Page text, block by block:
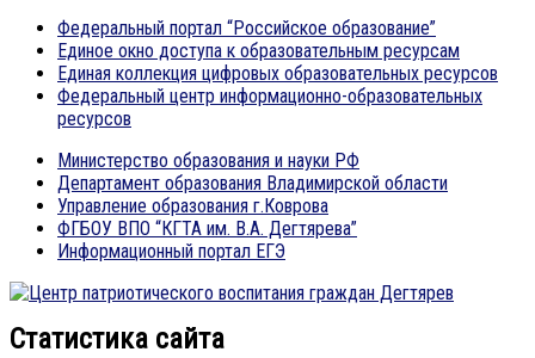
Федеральный портал “Российское образование”
Единое окно доступа к образовательным ресурсам
Единая коллекция цифровых образовательных ресурсов
Федеральный центр информационно-образовательных
ресурсов
Министерство образования и науки РФ
Департамент образования Владимирской области
Управление образования г.Коврова
ФГБОУ ВПО “КГТА им. В.А. Дегтярева”
Информационный портал ЕГЭ
Статистика сайта